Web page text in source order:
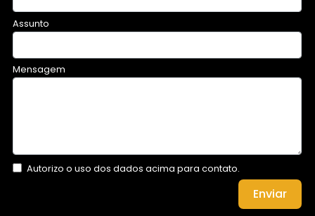
Assunto
Mensagem
Autorizo o uso dos dados acima para contato.
Enviar